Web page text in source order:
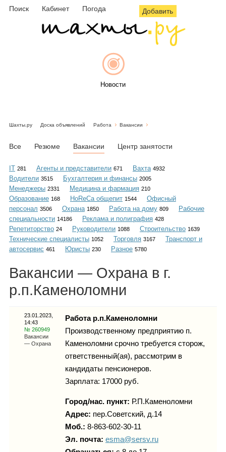
Поиск Кабинет Погода Добавить
Новости
Объявления
Каталог
Инфо
Карты
Шахты.ру Доска объявлений Работа Вакансии
Все Резюме Вакансии Центр занятости
IT 281 Агенты и представители 671 Вахта 4932
Водители 3515 Бухгалтерия и финансы 2005
Менеджеры 2331 Медицина и фармация 210
Образование 168 HoReCa общепит 1544
Офисный
персонал 3506 Охрана 1850 Работа на дому 809
Рабочие
специальности 14186 Реклама и полиграфия 428
Репетиторство 24 Руководители 1088 Строительство 1639
Технические специалисты 1052 Торговля 3167
Транспорт и
автосервис 461 Юристы 230 Разное 5780
Вакансии — Охрана в г.
р.п.Каменоломни
23.01.2023,
14:43
№ 260949
Вакансии
— Охрана
Работа р.п.Каменоломни
Производственному предприятию п.
Каменоломни срочно требуется сторож,
ответственный(ая), рассмотрим в
кандидаты пенсионеров.
Зарплата: 17000 руб.
Город/нас. пункт: Р.п.Каменоломни
Адрес: пер.Советский, д.14
Моб.: 8-863-602-30-11
Эл. почта: esma@sersv.ru